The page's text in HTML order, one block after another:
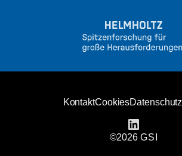
KontaktCookiesDatenschutz
©2026 GSI